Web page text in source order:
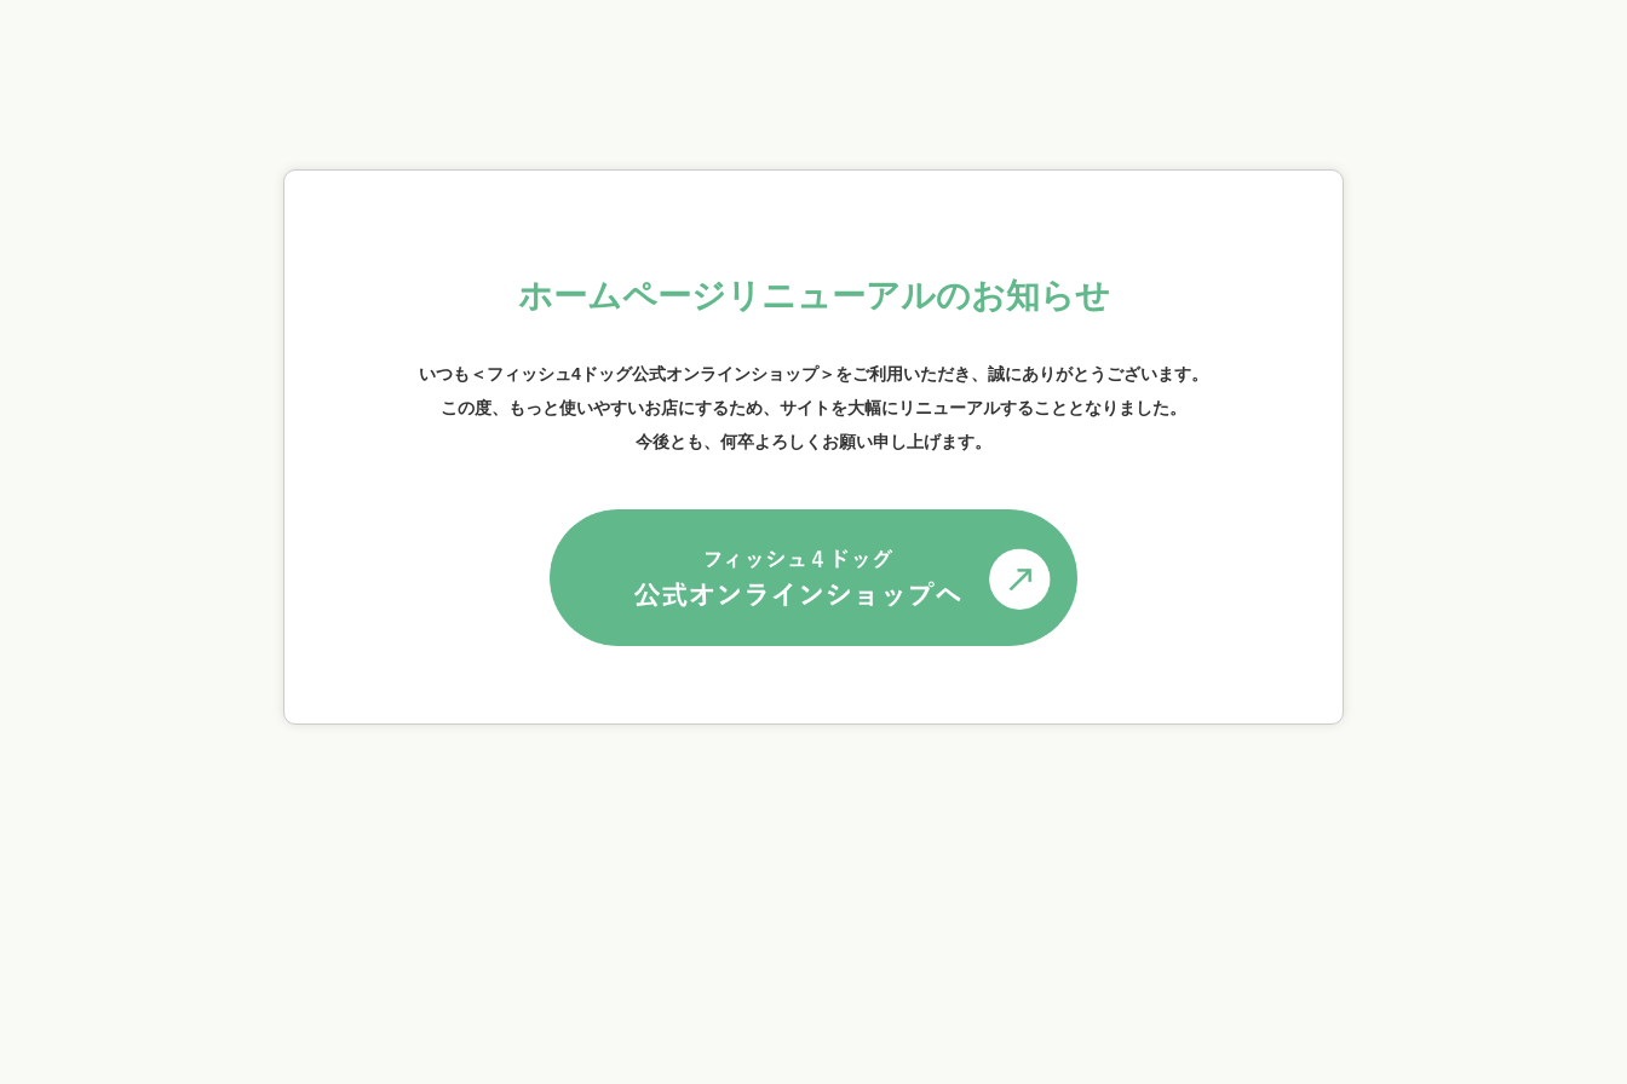
ホームページリニューアルのお知らせ
いつも＜フィッシュ4ドッグ公式オンラインショップ＞をご利用いただき、 誠にありがとうございます。
この度、もっと使いやすいお店にするため、 サイトを大幅にリニューアルすることとなりました。
今後とも、何卒よろしくお願い申し上げます。